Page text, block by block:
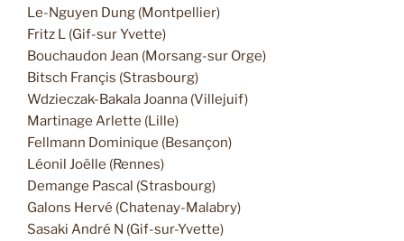
Le-Nguyen Dung (Montpellier)
Fritz L (Gif-sur Yvette)
Bouchaudon Jean (Morsang-sur Orge)
Bitsch Françis (Strasbourg)
Wdzieczak-Bakala Joanna (Villejuif)
Martinage Arlette (Lille)
Fellmann Dominique (Besançon)
Léonil Joëlle (Rennes)
Demange Pascal (Strasbourg)
Galons Hervé (Chatenay-Malabry)
Sasaki André N (Gif-sur-Yvette)